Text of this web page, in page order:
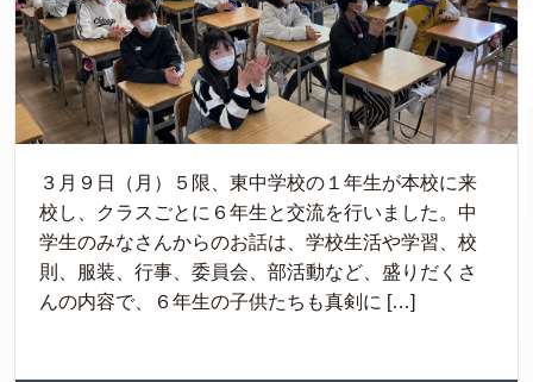
３月９日（月）５限、東中学校の１年生が本校に来
校し、クラスごとに６年生と交流を行いました。中
学生のみなさんからのお話は、学校生活や学習、校
則、服装、行事、委員会、部活動など、盛りだくさ
んの内容で、６年生の子供たちも真剣に […]